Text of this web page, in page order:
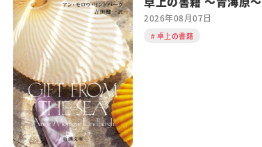
2026年08月07日
卓上の書籍